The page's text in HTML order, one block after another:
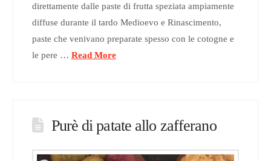
direttamente dalle paste di frutta speziata ampiamente
diffuse durante il tardo Medioevo e Rinascimento,
paste che venivano preparate spesso con le cotogne e
le pere … Read More
Purè di patate allo zafferano